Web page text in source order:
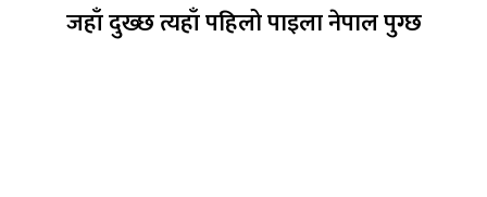
जहाँ दुख्छ त्यहाँ पहिलो पाइला नेपाल पुग्छ